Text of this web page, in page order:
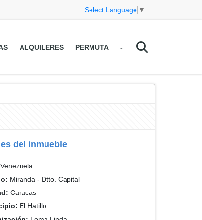
Select Language ▼
ALQUILERES PERMUTA -
del inmueble
Venezuela
Miranda - Dtto. Capital
Caracas
El Hatillo